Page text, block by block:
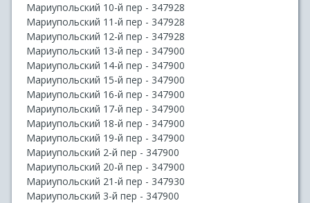
Мариупольский 10-й пер - 347928
Мариупольский 11-й пер - 347928
Мариупольский 12-й пер - 347928
Мариупольский 13-й пер - 347900
Мариупольский 14-й пер - 347900
Мариупольский 15-й пер - 347900
Мариупольский 16-й пер - 347900
Мариупольский 17-й пер - 347900
Мариупольский 18-й пер - 347900
Мариупольский 19-й пер - 347900
Мариупольский 2-й пер - 347900
Мариупольский 20-й пер - 347900
Мариупольский 21-й пер - 347930
Мариупольский 3-й пер - 347900